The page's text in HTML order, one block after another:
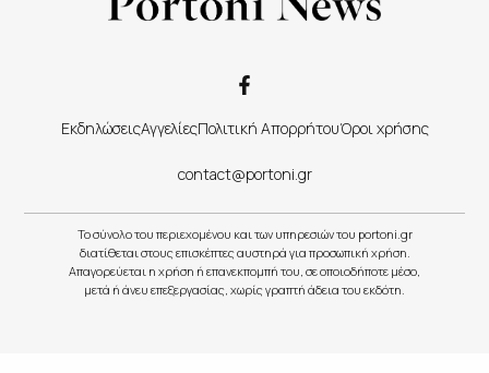
ΕκδηλώσειςΑγγελίεςΠολιτική ΑπορρήτουΌροι χρήσης
contact@portoni.gr
Το σύνολο του περιεχομένου και των υπηρεσιών του portoni.gr
διατίθεται στους επισκέπτες αυστηρά για προσωπική χρήση.
Απαγορεύεται η χρήση ή επανεκπομπή του, σε οποιοδήποτε μέσο,
μετά ή άνευ επεξεργασίας, χωρίς γραπτή άδεια του εκδότη.